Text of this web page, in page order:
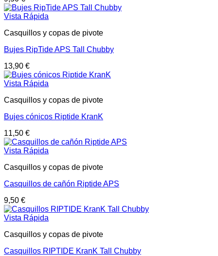
Vista Rápida
Casquillos y copas de pivote
Bujes RipTide APS Tall Chubby
13,90 €
Vista Rápida
Casquillos y copas de pivote
Bujes cónicos Riptide KranK
11,50 €
Vista Rápida
Casquillos y copas de pivote
Casquillos de cañón Riptide APS
9,50 €
Vista Rápida
Casquillos y copas de pivote
Casquillos RIPTIDE KranK Tall Chubby